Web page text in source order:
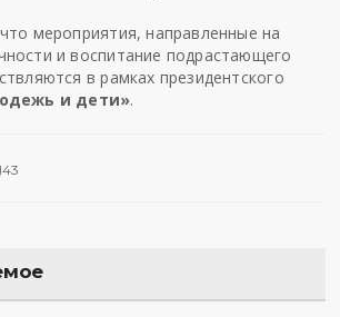
мероприятия, направленные на
и воспитание подрастающего
в рамках президентского
и дети».